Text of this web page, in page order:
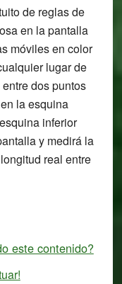
de reglas de
en la pantalla
móviles en color
lugar de
dos puntos
la esquina
inferior
y medirá la
real entre
este contenido?